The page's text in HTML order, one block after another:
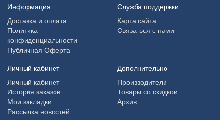
Информация
Доставка и оплата
Политика
конфиденциальности
Публичная Оферта
Служба поддержки
Карта сайта
Связаться с нами
Личный кабинет
Личный кабинет
История заказов
Мои закладки
Рассылка новостей
Дополнительно
Производители
Товары со скидкой
Архив